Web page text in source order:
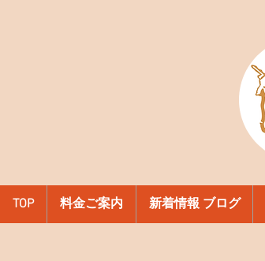
TOP 料金ご案内 新着情報 ブログ